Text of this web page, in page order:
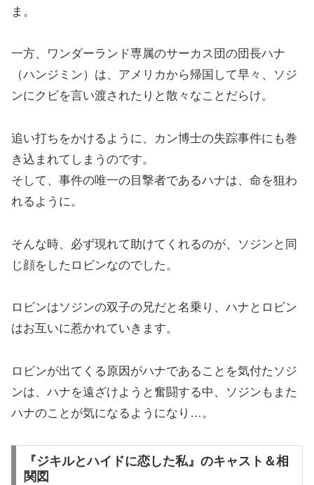
ま。
一方、ワンダーランド専属のサーカス団の団長ハナ
（ハンジミン）は、アメリカから帰国して早々、ソジ
ンにクビを言い渡されたりと散々なことだらけ。
追い打ちをかけるように、カン博士の失踪事件にも巻
き込まれてしまうのです。
そして、事件の唯一の目撃者であるハナは、命を狙わ
れるように。
そんな時、必ず現れて助けてくれるのが、ソジンと同
じ顔をしたロビンなのでした。
ロビンはソジンの双子の兄だと名乗り、ハナとロビン
はお互いに惹かれていきます。
ロビンが出てくる原因がハナであることを気付たソジ
ンは、ハナを遠ざけようと奮闘する中、ソジンもまた
ハナのことが気になるようになり…。
『ジキルとハイドに恋した私』のキャスト＆相
関図